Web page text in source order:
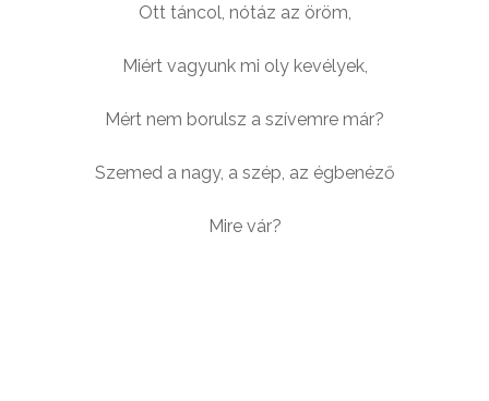
Ott táncol, nótáz az öröm,
Miért vagyunk mi oly kevélyek,
Mért nem borulsz a szívemre már?
Szemed a nagy, a szép, az égbenéző
Mire vár?